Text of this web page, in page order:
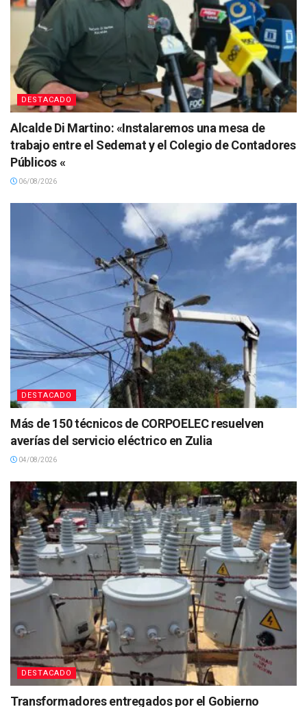
DESTACADO
Alcalde Di Martino: «Instalaremos una mesa de
trabajo entre el Sedemat y el Colegio de Contadores
Públicos «
06/08/2026
DESTACADO
Más de 150 técnicos de CORPOELEC resuelven
averías del servicio eléctrico en Zulia
04/08/2026
DESTACADO
Transformadores entregados por el Gobierno